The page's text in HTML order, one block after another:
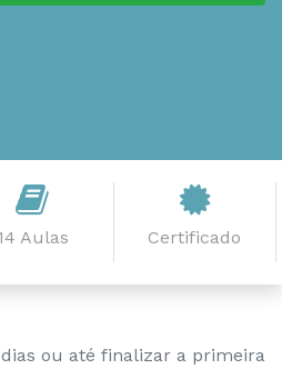
Aulas Certificado
ou até finalizar a primeira